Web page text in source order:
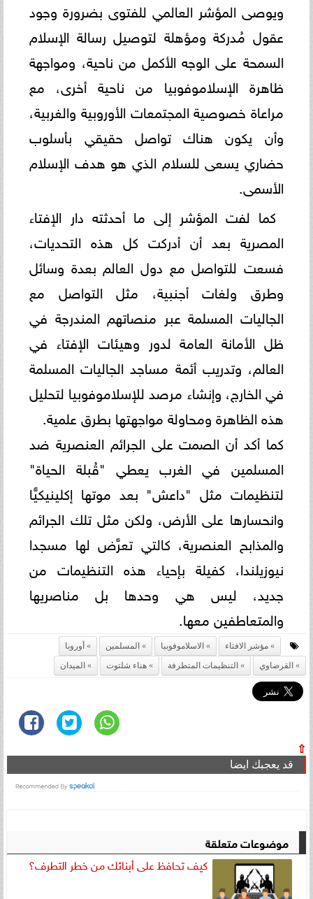
ويوصى المؤشر العالمي للفتوى بضرورة وجود
عقول مُدركة ومؤهلة لتوصيل رسالة الإسلام
السمحة على الوجه الأكمل من ناحية، ومواجهة
ظاهرة الإسلاموفوبيا من ناحية أخرى، مع
مراعاة خصوصية المجتمعات الأوروبية والغربية،
وأن يكون هناك تواصل حقيقي بأسلوب
حضاري يسعى للسلام الذي هو هدف الإسلام
الأسمى.
كما لفت المؤشر إلى ما أحدثته دار الإفتاء
المصرية بعد أن أدركت كل هذه التحديات،
فسعت للتواصل مع دول العالم بعدة وسائل
وطرق ولغات أجنبية، مثل التواصل مع
الجاليات المسلمة عبر منصاتهم المندرجة في
ظل الأمانة العامة لدور وهيئات الإفتاء في
العالم، وتدريب أئمة مساجد الجاليات المسلمة
في الخارج، وإنشاء مرصد للإسلاموفوبيا لتحليل
هذه الظاهرة ومحاولة مواجهتها بطرق علمية.
كما أكد أن الصمت على الجرائم العنصرية ضد
المسلمين في الغرب يعطي "قُبلة الحياة"
لتنظيمات مثل "داعش" بعد موتها إكلينيكيًّا
وانحسارها على الأرض، ولكن مثل تلك الجرائم
والمذابح العنصرية، كالتي تعرَّض لها مسجدا
نيوزيلندا، كفيلة بإحياء هذه التنظيمات من
جديد، ليس هي وحدها بل مناصريها
والمتعاطفين معها.
مؤشر الافتاء الاسلاموفوبيا المسلمين
أوروبا
القرضاوي
التنظيمات المتطرفة هناء شلتوت الميدان
⇧
قد يعجبك ايضا
موضوعات متعلقة
كيف تحافظ على أبنائك من خطر التطرف؟